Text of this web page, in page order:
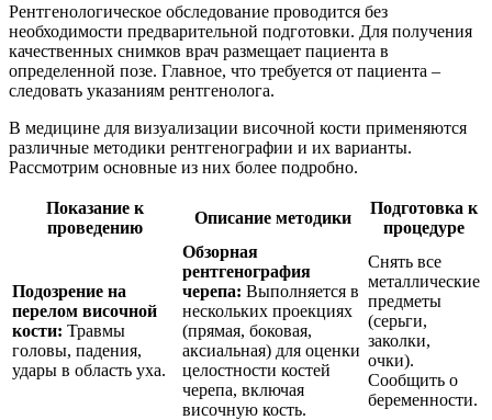
Рентгенологическое обследование проводится без
необходимости предварительной подготовки. Для получения
качественных снимков врач размещает пациента в
определенной позе. Главное, что требуется от пациента –
следовать указаниям рентгенолога.
В медицине для визуализации височной кости применяются
различные методики рентгенографии и их варианты.
Рассмотрим основные из них более подробно.
Показание к
проведению
Описание методики
Подготовка к
процедуре
Подозрение на
перелом височной
кости: Травмы
головы, падения,
удары в область уха.
Обзорная
рентгенография
черепа: Выполняется в
нескольких проекциях
(прямая, боковая,
аксиальная) для оценки
целостности костей
черепа, включая
височную кость.
Снять все
металлические
предметы
(серьги,
заколки,
очки).
Сообщить о
беременности.